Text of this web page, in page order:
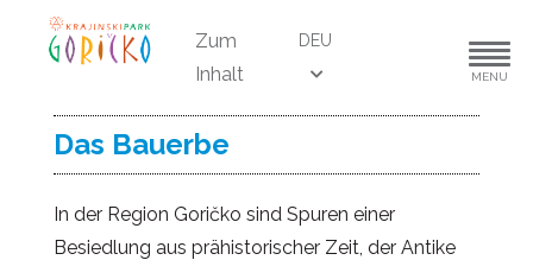
Zum
Inhalt
DEU
MENU
Das Bauerbe
In der Region Goričko sind Spuren einer
Besiedlung aus prähistorischer Zeit, der Antike